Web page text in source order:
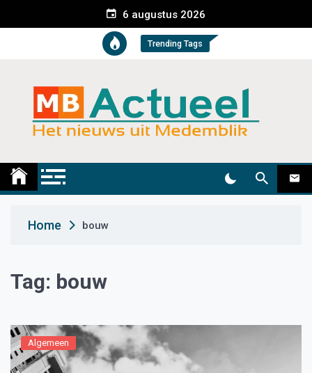
e
t
6 augustus 2026
Trending Tags
Medemblik Actueel
Home bouw
Tag: bouw
Algemeen